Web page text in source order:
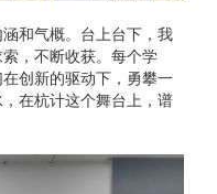
和气概。台上台下，我
，不断收获。每个学
创新的驱动下，勇攀一
在杭计这个舞台上，谱